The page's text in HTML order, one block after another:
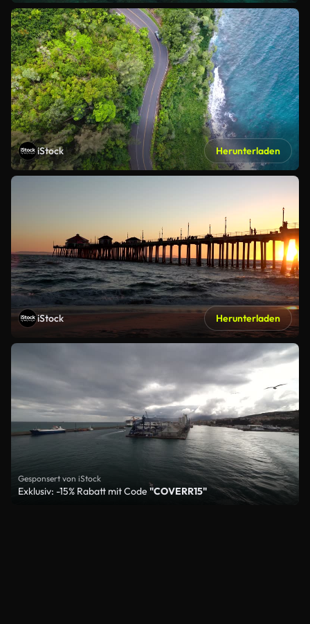
iStock Herunterladen
iStock Herunterladen
Gesponsert von iStock
Exklusiv: -15% Rabatt mit Code "COVERR15"